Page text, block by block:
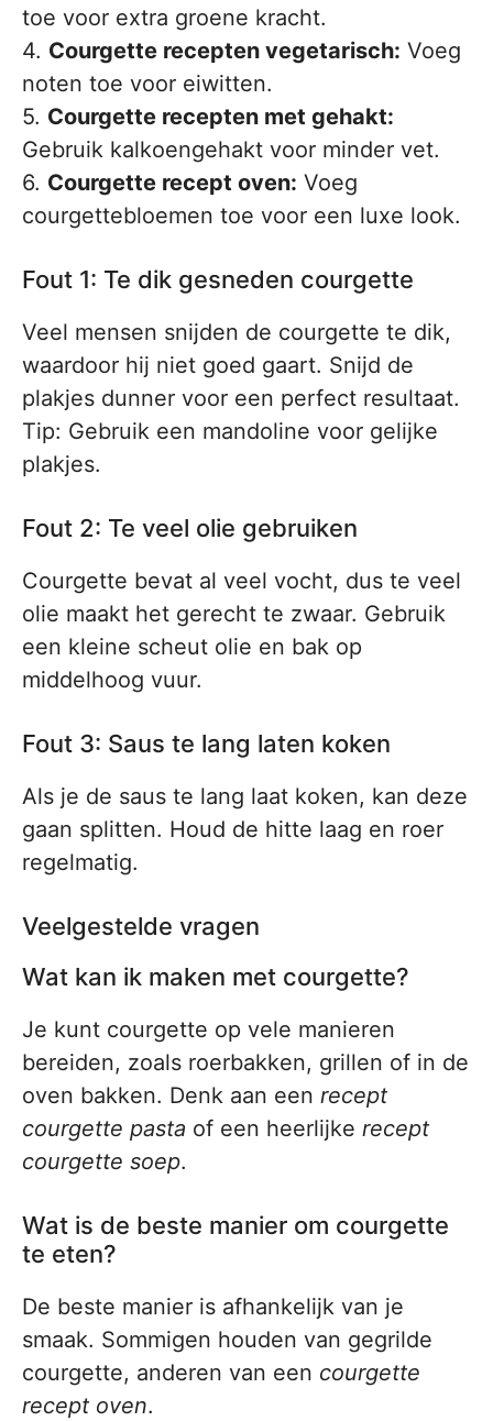
toe voor extra groene kracht.
4. Courgette recepten vegetarisch: Voeg
noten toe voor eiwitten.
5. Courgette recepten met gehakt:
Gebruik kalkoengehakt voor minder vet.
6. Courgette recept oven: Voeg
courgettebloemen toe voor een luxe look.
Fout 1: Te dik gesneden courgette
Veel mensen snijden de courgette te dik,
waardoor hij niet goed gaart. Snijd de
plakjes dunner voor een perfect resultaat.
Tip: Gebruik een mandoline voor gelijke
plakjes.
Fout 2: Te veel olie gebruiken
Courgette bevat al veel vocht, dus te veel
olie maakt het gerecht te zwaar. Gebruik
een kleine scheut olie en bak op
middelhoog vuur.
Fout 3: Saus te lang laten koken
Als je de saus te lang laat koken, kan deze
gaan splitten. Houd de hitte laag en roer
regelmatig.
Veelgestelde vragen
Wat kan ik maken met courgette?
Je kunt courgette op vele manieren
bereiden, zoals roerbakken, grillen of in de
oven bakken. Denk aan een recept
courgette pasta of een heerlijke recept
courgette soep.
Wat is de beste manier om courgette
te eten?
De beste manier is afhankelijk van je
smaak. Sommigen houden van gegrilde
courgette, anderen van een courgette
recept oven.